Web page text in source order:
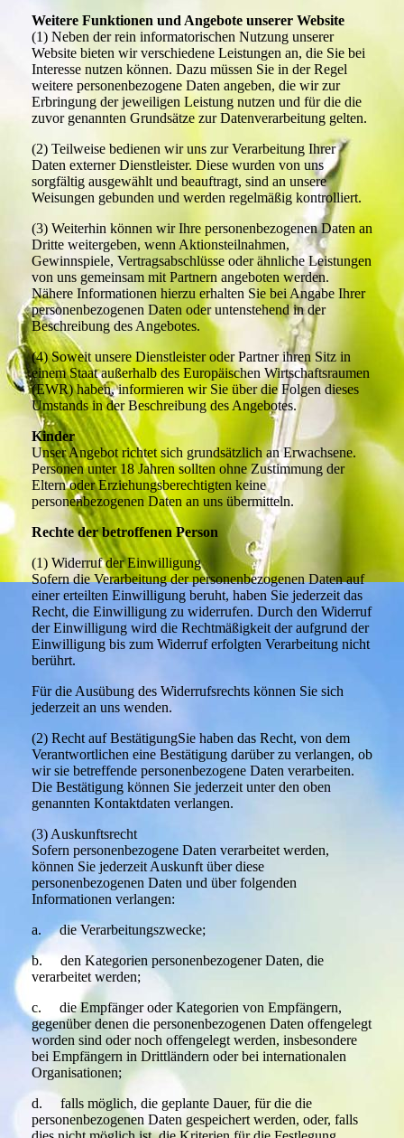
Weitere Funktionen und Angebote unserer Website
(1) Neben der rein informatorischen Nutzung unserer
Website bieten wir verschiedene Leistungen an, die Sie bei
Interesse nutzen können. Dazu müssen Sie in der Regel
weitere personenbezogene Daten angeben, die wir zur
Erbringung der jeweiligen Leistung nutzen und für die die
zuvor genannten Grundsätze zur Datenverarbeitung gelten.
(2) Teilweise bedienen wir uns zur Verarbeitung Ihrer
Daten externer Dienstleister. Diese wurden von uns
sorgfältig ausgewählt und beauftragt, sind an unsere
Weisungen gebunden und werden regelmäßig kontrolliert.
(3) Weiterhin können wir Ihre personenbezogenen Daten an
Dritte weitergeben, wenn Aktionsteilnahmen,
Gewinnspiele, Vertragsabschlüsse oder ähnliche Leistungen
von uns gemeinsam mit Partnern angeboten werden.
Nähere Informationen hierzu erhalten Sie bei Angabe Ihrer
personenbezogenen Daten oder untenstehend in der
Beschreibung des Angebotes.
(4) Soweit unsere Dienstleister oder Partner ihren Sitz in
einem Staat außerhalb des Europäischen Wirtschaftsraumen
(EWR) haben, informieren wir Sie über die Folgen dieses
Umstands in der Beschreibung des Angebotes.
Kinder
Unser Angebot richtet sich grundsätzlich an Erwachsene.
Personen unter 18 Jahren sollten ohne Zustimmung der
Eltern oder Erziehungsberechtigten keine
personenbezogenen Daten an uns übermitteln.
Rechte der betroffenen Person
(1) Widerruf der Einwilligung
Sofern die Verarbeitung der personenbezogenen Daten auf
einer erteilten Einwilligung beruht, haben Sie jederzeit das
Recht, die Einwilligung zu widerrufen. Durch den Widerruf
der Einwilligung wird die Rechtmäßigkeit der aufgrund der
Einwilligung bis zum Widerruf erfolgten Verarbeitung nicht
berührt.
Für die Ausübung des Widerrufsrechts können Sie sich
jederzeit an uns wenden.
(2) Recht auf BestätigungSie haben das Recht, von dem
Verantwortlichen eine Bestätigung darüber zu verlangen, ob
wir sie betreffende personenbezogene Daten verarbeiten.
Die Bestätigung können Sie jederzeit unter den oben
genannten Kontaktdaten verlangen.
(3) Auskunftsrecht
Sofern personenbezogene Daten verarbeitet werden,
können Sie jederzeit Auskunft über diese
personenbezogenen Daten und über folgenden
Informationen verlangen:
a. die Verarbeitungszwecke;
b. den Kategorien personenbezogener Daten, die
verarbeitet werden;
c. die Empfänger oder Kategorien von Empfängern,
gegenüber denen die personenbezogenen Daten offengelegt
worden sind oder noch offengelegt werden, insbesondere
bei Empfängern in Drittländern oder bei internationalen
Organisationen;
d. falls möglich, die geplante Dauer, für die die
personenbezogenen Daten gespeichert werden, oder, falls